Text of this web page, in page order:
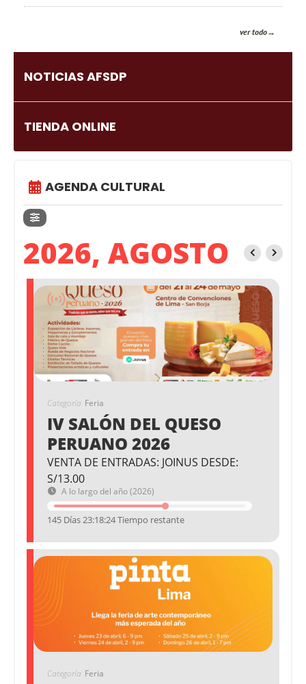
ver todo
NOTICIAS AFSDP
TIENDA ONLINE
AGENDA CULTURAL
2026, AGOSTO
Categoría Feria
IV SALÓN DEL QUESO
PERUANO 2026
VENTA DE ENTRADAS: JOINUS DESDE:
S/13.00
A lo largo del año (2026)
145 Días 23:18:23 Tiempo restante
Categoría Feria